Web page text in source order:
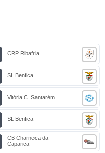
CRP Ribafria
SL Benfica
Vitória C. Santarém
SL Benfica
CB Charneca da
Caparica